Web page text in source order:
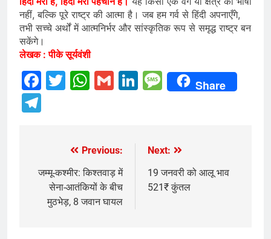
नहीं, बल्कि पूरे राष्ट्र की आत्मा है। जब हम गर्व से हिंदी अपनाएँगे,
तभी सच्चे अर्थों में आत्मनिर्भर और सांस्कृतिक रूप से समृद्ध राष्ट्र बन
सकेंगे।
लेखक : पीके सूर्यवंशी
Facebook
Twitter
WhatsApp
GmailLinkedIn
Message
Share
navigation
Previous:
जम्मू-कश्मीर: किश्तवाड़ में
सेना-आतंकियों के बीच
मुठभेड़, 8 जवान घायल
Next:
19 जनवरी को आलू भाव
521₹ कुंतल